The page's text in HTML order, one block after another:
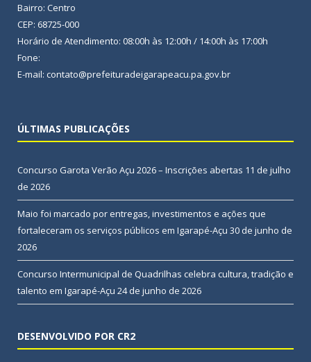
Bairro: Centro
CEP: 68725-000
Horário de Atendimento: 08:00h às 12:00h / 14:00h às 17:00h
Fone:
E-mail: contato@prefeituradeigarapeacu.pa.gov.br
ÚLTIMAS PUBLICAÇÕES
Concurso Garota Verão Açu 2026 – Inscrições abertas 11 de julho
de 2026
Maio foi marcado por entregas, investimentos e ações que
fortaleceram os serviços públicos em Igarapé-Açu 30 de junho de
2026
Concurso Intermunicipal de Quadrilhas celebra cultura, tradição e
talento em Igarapé-Açu 24 de junho de 2026
DESENVOLVIDO POR CR2